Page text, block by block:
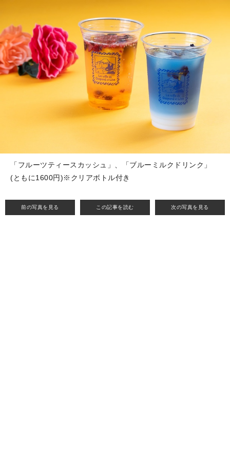
前の写真を見る この記事を読む 次の写真を見る
「フルーツティースカッシュ」、「ブルーミルクドリンク」
(ともに1600円)※クリアボトル付き